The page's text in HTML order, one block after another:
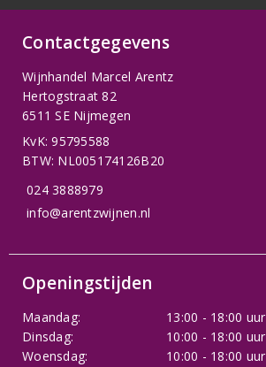
Contactgegevens
Wijnhandel Marcel Arentz
Hertogstraat 82
6511 SE Nijmegen
KvK: 95795588
BTW: NL005174126B20
024 3888979
info@arentzwijnen.nl
Openingstijden
Maandag:
13:00 - 18:00 uur
Dinsdag:
10:00 - 18:00 uur
Woensdag:
10:00 - 18:00 uur